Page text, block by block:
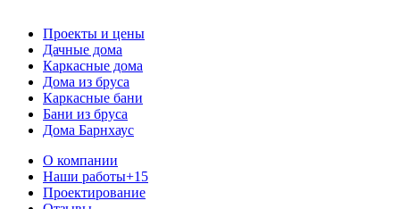
Проекты и цены
Дачные дома
Каркасные дома
Дома из бруса
Каркасные бани
Бани из бруса
Дома Барнхаус
О компании
Наши работы+15
Проектирование